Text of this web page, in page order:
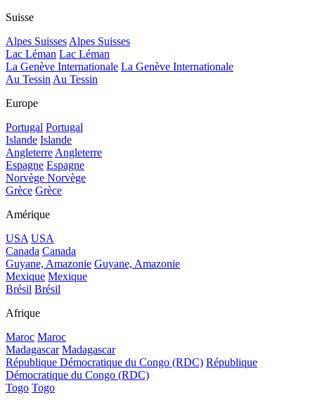
Suisse
Alpes Suisses Alpes Suisses
Lac Léman Lac Léman
La Genève Internationale La Genève Internationale
Au Tessin Au Tessin
Europe
Portugal Portugal
Islande Islande
Angleterre Angleterre
Espagne Espagne
Norvège Norvège
Grèce Grèce
Amérique
USA USA
Canada Canada
Guyane, Amazonie Guyane, Amazonie
Mexique Mexique
Brésil Brésil
Afrique
Maroc Maroc
Madagascar Madagascar
République Démocratique du Congo (RDC) République
Démocratique du Congo (RDC)
Togo Togo